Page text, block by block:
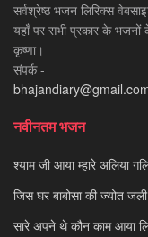
सर्वश्रेष्ठ भजन लिरिक्स
यहाँ पर सभी प्रकार के
कृष्णा।
संपर्क -
नवीनतम भजन
श्याम जी आया म्हारे अलिया
जिस घर बाबोसा की ज्योत जली
सारे अपने थे कौन काम आया